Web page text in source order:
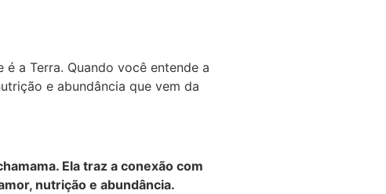
a Terra. Quando você entende a
e abundância que vem da
Ela traz a conexão com
nutrição e abundância.